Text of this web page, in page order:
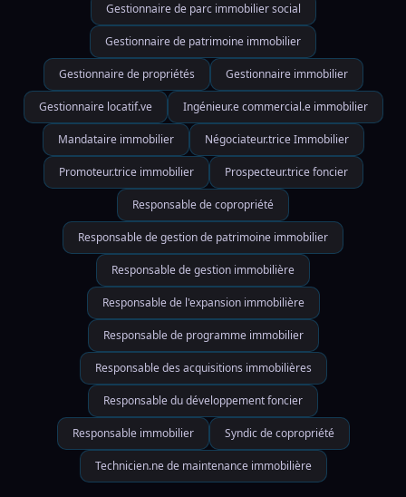
Gestionnaire de parc immobilier social
Gestionnaire de patrimoine immobilier
Gestionnaire de propriétés Gestionnaire immobilier
Gestionnaire locatif.ve Ingénieur.e commercial.e immobilier
Mandataire immobilier Négociateur.trice Immobilier
Promoteur.trice immobilier Prospecteur.trice foncier
Responsable de copropriété
Responsable de gestion de patrimoine immobilier
Responsable de gestion immobilière
Responsable de l'expansion immobilière
Responsable de programme immobilier
Responsable des acquisitions immobilières
Responsable du développement foncier
Responsable immobilier Syndic de copropriété
Technicien.ne de maintenance immobilière